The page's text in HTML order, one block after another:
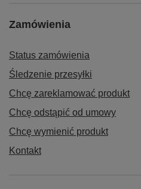
Zamówienia
Status zamówienia
Śledzenie przesyłki
Chcę zareklamować produkt
Chcę odstąpić od umowy
Chcę wymienić produkt
Kontakt